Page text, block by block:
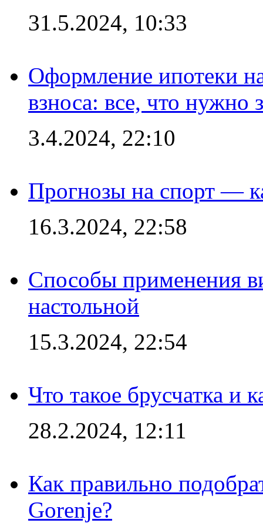
31.5.2024, 10:33
Оформление ипотеки
взноса: все, что нужно
3.4.2024, 22:10
Прогнозы на спорт —
16.3.2024, 22:58
Способы применения
настольной
15.3.2024, 22:54
Что такое брусчатка и
28.2.2024, 12:11
Как правильно
Gorenje?